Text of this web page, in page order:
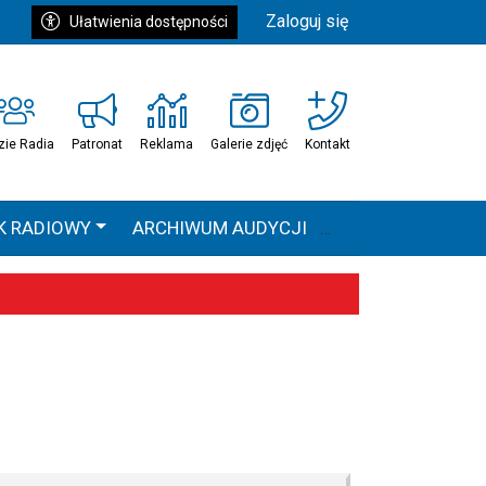
Ułatwienia dostępności Zaloguj się
Radia Patronat Reklama Galerie zdjęć Kontakt
RADIOWY ARCHIWUM AUDYCJI
HEAVEN TOUR